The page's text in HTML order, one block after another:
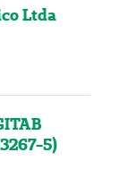
Ltda
5)